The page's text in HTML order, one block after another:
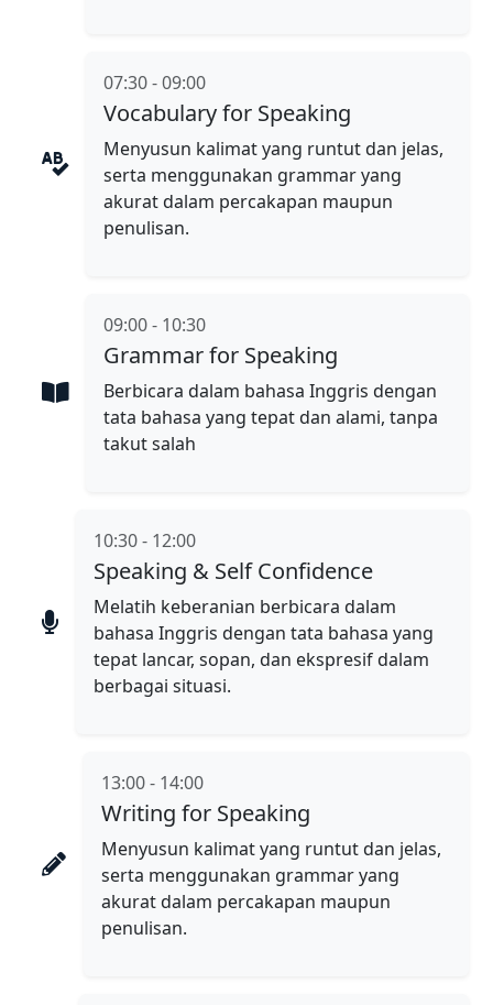
07:30 - 09:00
Vocabulary for Speaking
Menyusun kalimat yang runtut dan jelas,
serta menggunakan grammar yang
akurat dalam percakapan maupun
penulisan.
09:00 - 10:30
Grammar for Speaking
Berbicara dalam bahasa Inggris dengan
tata bahasa yang tepat dan alami, tanpa
takut salah
10:30 - 12:00
Speaking & Self Confidence
Melatih keberanian berbicara dalam
bahasa Inggris dengan tata bahasa yang
tepat lancar, sopan, dan ekspresif dalam
berbagai situasi.
13:00 - 14:00
Writing for Speaking
Menyusun kalimat yang runtut dan jelas,
serta menggunakan grammar yang
akurat dalam percakapan maupun
penulisan.